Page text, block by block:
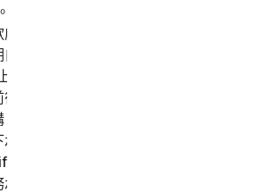
如果閣下從我們這裡購買，我們 (或我
理方) 將儲存閣下的付款資訊並在訂
動向閣下收費，直到閣下取消或我們
閣下對服務的存取或使用為止。購買
同意本 LSA 並選擇購買服務訂購授
認訂購授權具有定期付款功能，並且
取消訂購授權之前，閣下對所
擔責任。諾頓LifeLock 保留隨時變